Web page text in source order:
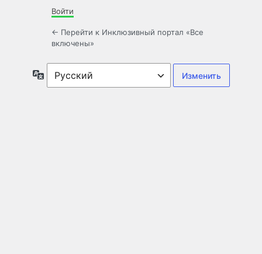
Войти
← Перейти к Инклюзивный портал «Все
включены»
Язык